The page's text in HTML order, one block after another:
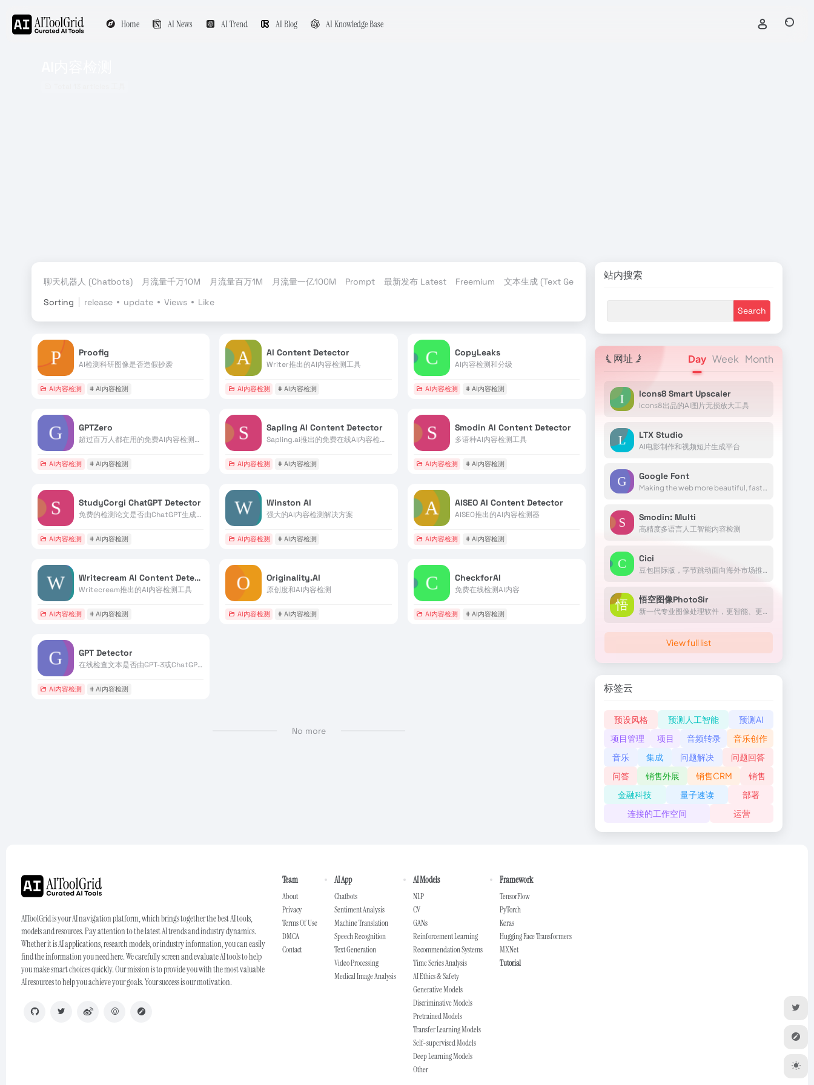
Home AI News AI Trend AI Blog AI Knowledge Base
聊天机器人 (Chatbots) 月流量千万10M 月流量百万1M 月流量一亿100M Prompt 最新发布 Latest Freemium 文本生成 (Text Generation) TensorFlow
Sorting
release update Views Like
Proofig
AI检测科研图像是否造假抄袭
AI内容检测 # AI内容检测
AI Content Detector
Writer推出的AI内容检测工具
AI内容检测 # AI内容检测
CopyLeaks
AI内容检测和分级
AI内容检测 # AI内容检测
GPTZero
超过百万人都在用的免费AI内容检测工具
AI内容检测 # AI内容检测
Sapling AI Content Detector
Sapling.ai推出的免费在线AI内容检测工具
AI内容检测 # AI内容检测
Smodin AI Content Detector
多语种AI内容检测工具
AI内容检测 # AI内容检测
StudyCorgi ChatGPT Detector
免费的检测论文是否由ChatGPT生成的工具
AI内容检测 # AI内容检测
Winston AI
强大的AI内容检测解决方案
AI内容检测 # AI内容检测
AISEO AI Content Detector
AISEO推出的AI内容检测器
AI内容检测 # AI内容检测
Writecream AI Content Detector
Writecream推出的AI内容检测工具
AI内容检测 # AI内容检测
Originality.AI
原创度和AI内容检测
AI内容检测 # AI内容检测
CheckforAI
免费在线检测AI内容
AI内容检测 # AI内容检测
GPT Detector
在线检查文本是否由GPT-3或ChatGPT生成
AI内容检测 # AI内容检测
No more
站内搜索
网址 Day Week Month
Icons8 Smart Upscaler
Icons8出品的AI图片无损放大工具
LTX Studio
AI电影制作和视频短片生成平台
Google Font
Making the web more beautiful, fast, and open through great typography
Smodin: Multi
高精度多语言人工智能内容检测
Cici
豆包国际版，字节跳动面向海外市场推出的AI助手
悟空图像PhotoSir
新一代专业图像处理软件，更智能、更高效、更好用
View full list
标签云
预设风格 预测人工智能
预测AI
项目管理
项目 音频转录
音乐创作
音乐
集成 问题解决
问题回答
问答
销售外展 销售CRM
销售
金融科技
量子速读
部署
连接的工作空间
运营
AIToolGrid is your AI navigation platform, which brings together the best AI tools,
models and resources. Pay attention to the latest AI trends and industry dynamics.
Whether it is AI applications, research models, or industry information, you can easily
find the information you need here. We carefully screen and evaluate AI tools to help
you make smart choices quickly. Our mission is to provide you with the most valuable
AI resources to help you achieve your goals. Your success is our motivation.
Team
About
Privacy
Terms Of Use
DMCA
Contact
AI App
Chatbots
Sentiment Analysis
Machine Translation
Speech Recognition
Text Generation
Video Processing
Medical Image Analysis
AI Models
NLP
CV
GANs
Reinforcement Learning
Recommendation Systems
Time Series Analysis
AI Ethics & Safety
Generative Models
Discriminative Models
Pretrained Models
Transfer Learning Models
Self-supervised Models
Deep Learning Models
Other
Framework
TensorFlow
PyTorch
Keras
Hugging Face Transformers
MXNet
Tutorial